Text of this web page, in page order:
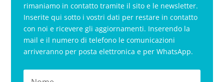
rimaniamo in contatto tramite il sito e le newsletter.
Inserite qui sotto i vostri dati per restare in contatto
con noi e ricevere gli aggiornamenti. Inserendo la
mail e il numero di telefono le comunicazioni
arriveranno per posta elettronica e per WhatsApp.